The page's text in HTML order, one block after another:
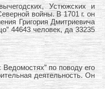
Устюжских и
войны. В 1701 г. он
Григория Дмитриевича
44643 человек, да 33235
по поводу его
деятельность. Он